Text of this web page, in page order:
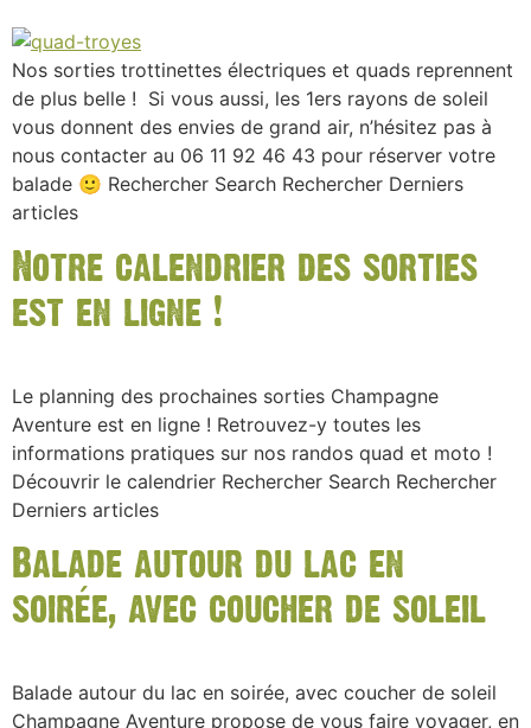
Nos sorties trottinettes électriques et quads reprennent
de plus belle ! Si vous aussi, les 1ers rayons de soleil
vous donnent des envies de grand air, n’hésitez pas à
nous contacter au 06 11 92 46 43 pour réserver votre
balade 🙂 Rechercher Search Rechercher Derniers
articles
Notre calendrier des sorties
est en ligne !
Le planning des prochaines sorties Champagne
Aventure est en ligne ! Retrouvez-y toutes les
informations pratiques sur nos randos quad et moto !
Découvrir le calendrier Rechercher Search Rechercher
Derniers articles
Balade autour du lac en
soirée, avec coucher de soleil
Balade autour du lac en soirée, avec coucher de soleil
Champagne Aventure propose de vous faire voyager, en